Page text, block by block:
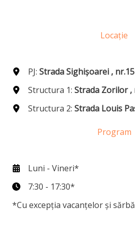
Locație
PJ: Strada Sighișoarei , nr.15
Structura 1: Strada Zorilor ,
Structura 2: Strada Louis
Program
Luni - Vineri*
7:30 - 17:30*
*Cu excepția vacanțelor și